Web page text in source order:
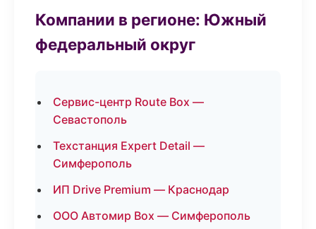
Компании в регионе: Южный
федеральный округ
Сервис-центр Route Box —
Севастополь
Техстанция Expert Detail —
Симферополь
ИП Drive Premium — Краснодар
ООО Автомир Box — Симферополь